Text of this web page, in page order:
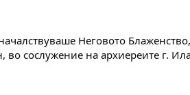
Неговото
во сослужение на архиереите г.